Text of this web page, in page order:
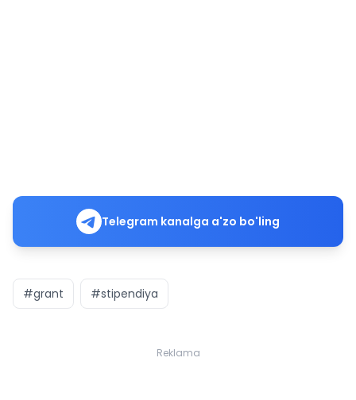
Telegram kanalga a'zo bo'ling
#grant #stipendiya
Reklama